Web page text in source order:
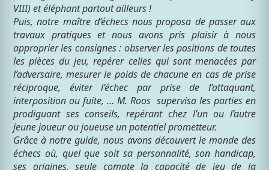
VIII) et éléphant partout ailleurs !
Puis, notre maître d’échecs nous proposa de passer aux
travaux pratiques et nous avons pris plaisir à nous
approprier les consignes : observer les positions de toutes
les pièces du jeu, repérer celles qui sont menacées par
l’adversaire, mesurer le poids de chacune en cas de prise
réciproque, éviter l’échec par prise de l’attaquant,
interposition ou fuite, … M. Roos supervisa les parties en
prodiguant ses conseils, repérant chez l’un ou l’autre
jeune joueur ou joueuse un potentiel prometteur.
Grâce à notre guide, nous avons découvert le monde des
échecs où, quel que soit sa personnalité, son handicap,
ses origines, seule compte la capacité de jeu de la